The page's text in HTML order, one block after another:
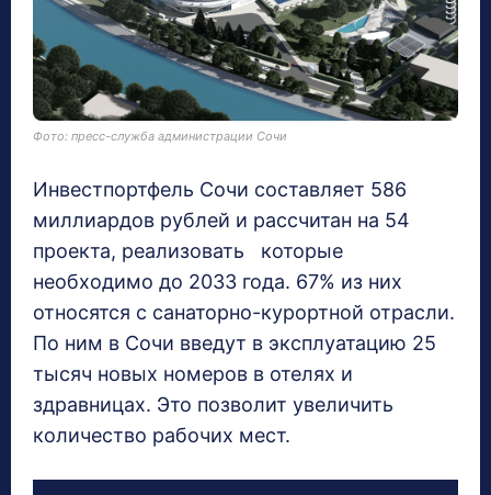
Фото: пресс-служба администрации Сочи
Инвестпортфель Сочи составляет 586
миллиардов рублей и рассчитан на 54
проекта, реализовать которые
необходимо до 2033 года. 67% из них
относятся с санаторно-курортной отрасли.
По ним в Сочи введут в эксплуатацию 25
тысяч новых номеров в отелях и
здравницах. Это позволит увеличить
количество рабочих мест.